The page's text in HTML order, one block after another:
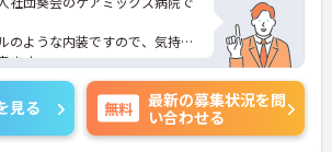
のような内装ですので、気持ち
ます。
りますので安心して就業して頂
気軽にお問い合わせください。
見る 無料
最新の募集状況を問
い合わせる